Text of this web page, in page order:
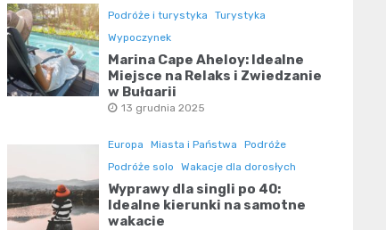
Podróże i turystyka
Turystyka
Wypoczynek
Marina Cape Aheloy: Idealne
Miejsce na Relaks i Zwiedzanie
w Bułgarii
13 grudnia 2025
Europa Miasta i Państwa
Podróże
Podróże solo
Wakacje dla dorosłych
Wyprawy dla singli po 40:
Idealne kierunki na samotne
wakacje